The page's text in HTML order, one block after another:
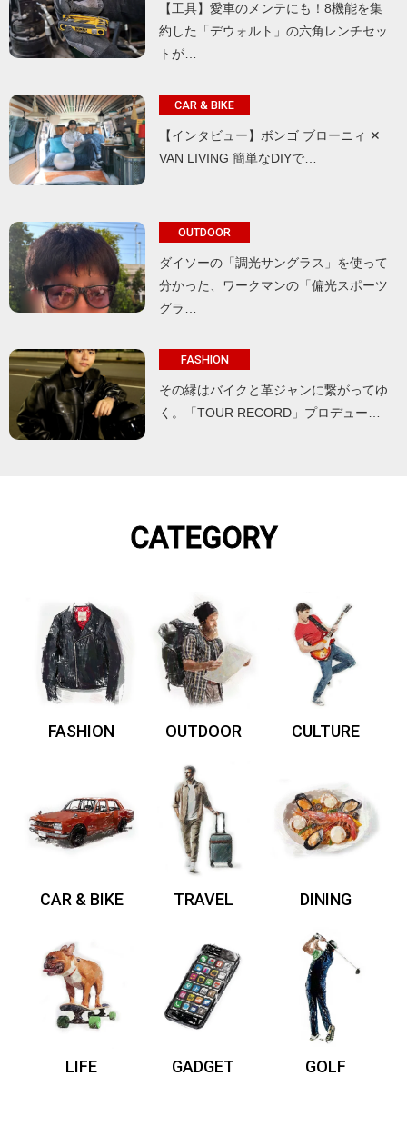
【工具】愛車のメンテにも！8機能を集
約した「デウォルト」の六角レンチセッ
トが…
CAR & BIKE
【インタビュー】ボンゴ ブローニィ ✕
VAN LIVING 簡単なDIYで…
OUTDOOR
ダイソーの「調光サングラス」を使って
分かった、ワークマンの「偏光スポーツ
グラ…
FASHION
その縁はバイクと革ジャンに繋がってゆ
く。「TOUR RECORD」プロデュー…
CATEGORY
FASHION OUTDOOR CULTURE
CAR & BIKE TRAVEL DINING
LIFE GADGET GOLF